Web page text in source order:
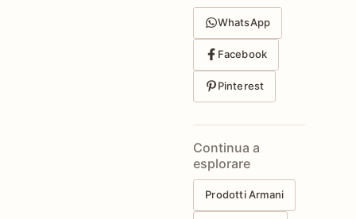
WhatsApp
Facebook
Pinterest
Continua a
esplorare
Prodotti Armani